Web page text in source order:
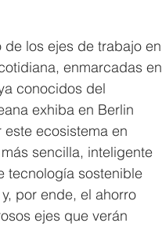
los ejes de trabajo en
enmarcadas en
conocidos del
exhiba en Berlin
ecosistema en
sencilla, inteligente
tecnología sostenible
por ende, el ahorro
ejes que verán